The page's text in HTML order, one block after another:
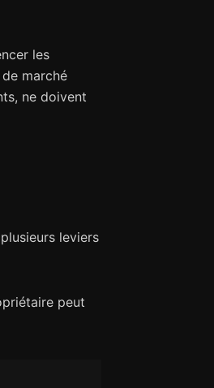
les
marché
ne doivent
leviers
peut